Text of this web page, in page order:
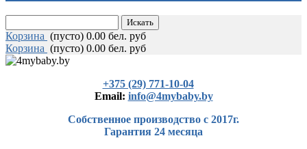
Корзина (пусто) 0.00 бел. руб
Корзина (пусто) 0.00 бел. руб
+375 (29) 771-10-04
Еmail: info@4mybaby.by
Собственное производство с 2017г.
Гарантия 24 месяца